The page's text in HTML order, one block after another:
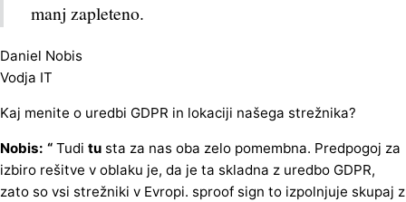
manj zapleteno.
Daniel Nobis
Vodja IT
Kaj menite o uredbi GDPR in lokaciji našega strežnika?
Nobis: “ Tudi tu sta za nas oba zelo pomembna. Predpogoj za
izbiro rešitve v oblaku je, da je ta skladna z uredbo GDPR,
zato so vsi strežniki v Evropi. sproof sign to izpolnjuje skupaj z